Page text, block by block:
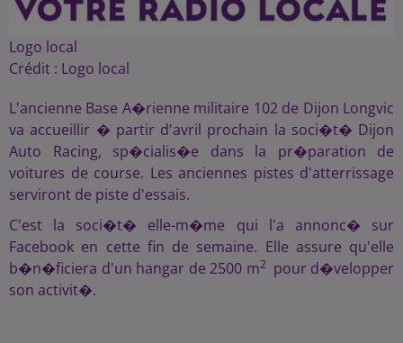
Logo local
Crédit : Logo local
L'ancienne Base A�rienne militaire 102 de Dijon Longvic
va accueillir � partir d'avril prochain la soci�t� Dijon
Auto Racing, sp�cialis�e dans la pr�paration de
voitures de course. Les anciennes pistes d'atterrissage
serviront de piste d'essais.
C'est la soci�t� elle-m�me qui l'a annonc� sur
Facebook en cette fin de semaine. Elle assure qu'elle
b�n�ficiera d'un hangar de 2500 m2 pour d�velopper
son activit�.